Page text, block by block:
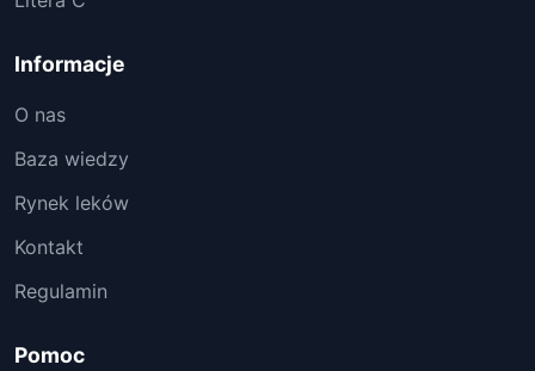
Informacje
O nas
Baza wiedzy
Rynek leków
Kontakt
Regulamin
Pomoc